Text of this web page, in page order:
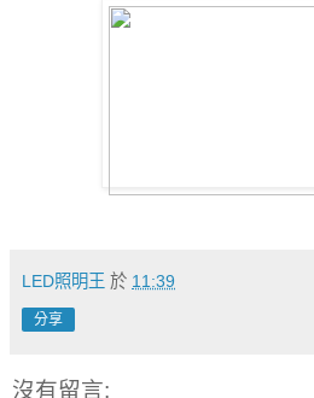
LED照明王 於 11:39
分享
沒有留言: